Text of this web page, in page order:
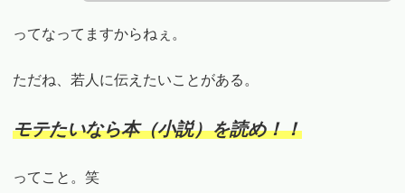
ってなってますからねぇ。
ただね、若人に伝えたいことがある。
モテたいなら本（小説）を読め！！
ってこと。笑